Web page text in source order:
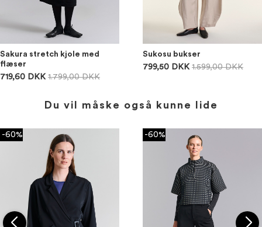
Sakura stretch kjole med
flæser
719,60 DKK 1.799,00 DKK
Sukosu bukser
799,50 DKK 1.599,00 DKK
Du vil måske også kunne lide
-60% -60%